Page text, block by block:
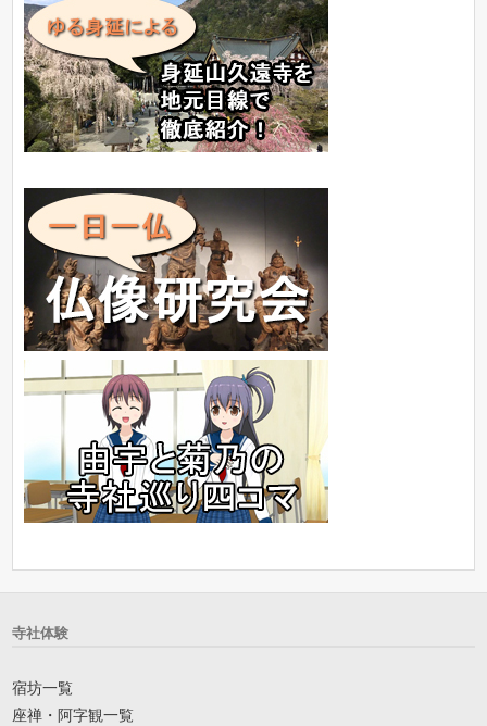
寺社体験
宿坊一覧
座禅・阿字観一覧